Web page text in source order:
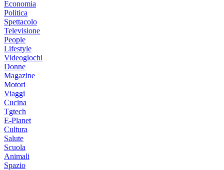
Economia
Politica
Spettacolo
Televisione
People
Lifestyle
Videogiochi
Donne
Magazine
Motori
Viaggi
Cucina
Tgtech
E-Planet
Cultura
Salute
Scuola
Animali
Spazio